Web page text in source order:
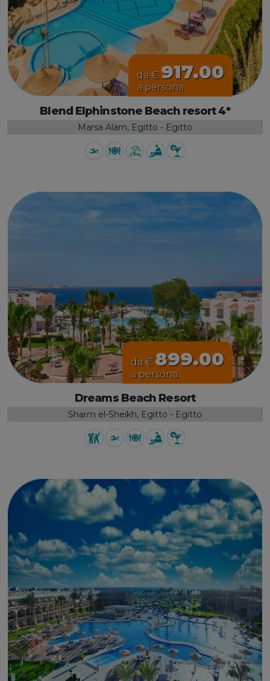
da € 917.00
a persona
Blend Elphinstone Beach resort 4*
Marsa Alam, Egitto - Egitto
da € 899.00
a persona
Dreams Beach Resort
Sharm el-Sheikh, Egitto - Egitto